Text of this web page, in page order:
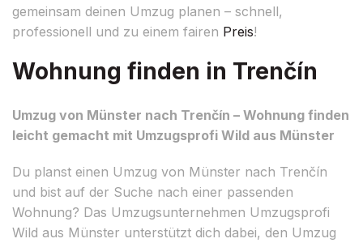
gemeinsam deinen Umzug planen – schnell,
professionell und zu einem fairen Preis!
Wohnung finden in Trenčín
Umzug von Münster nach Trenčín – Wohnung finden
leicht gemacht mit Umzugsprofi Wild aus Münster
Du planst einen Umzug von Münster nach Trenčín
und bist auf der Suche nach einer passenden
Wohnung? Das Umzugsunternehmen Umzugsprofi
Wild aus Münster unterstützt dich dabei, den Umzug